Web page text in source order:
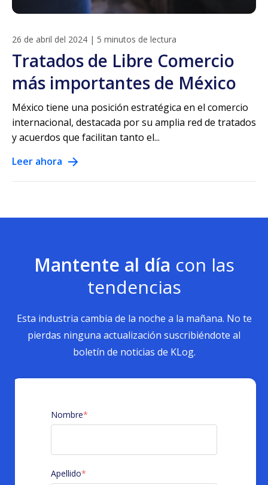
26 de abril del 2024 | 5 minutos de lectura
Tratados de Libre Comercio
más importantes de México
México tiene una posición estratégica en el comercio
internacional, destacada por su amplia red de tratados
y acuerdos que facilitan tanto el...
Leer ahora
Mantente al día con las
tendencias
Esta industria cambia de la noche a la mañana. No te
pierdas ninguna actualización suscribiéndote al
boletín de noticias de KLog.
Nombre*
Apellido*